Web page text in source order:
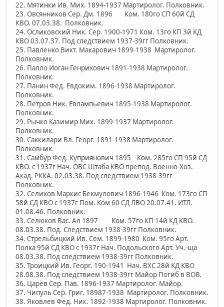
22. Мятинки Ив. Мих. 1894-1937 Мартиролог. Полковник.
23. Овсянников Сер. Дм. 1896 Ком. 180го СП 60й СД
КВО. 07.03.38. Полковник.
24. Осликовский Ник. Сер. 1900-1971 Ком. 13го КП 3й КД
КВО 03.07.37. Под следствием 1937-39гг Полковник.
25. Павленко Викт. Макарович 1899-1938 Мартиролог.
Полковник.
26. Палло Иоган Генрихович 1891-1938 Мартиролог.
Полковник.
27. Панин Фёд. Евдоким. 1896-1938 Мартиролог.
Полковник.
28. Петров Ник. Евлампьевич 1895-1938 Мартиролог.
Полковник.
29. Рычко Казимир Мих. 1899-1937 Мартиролог.
Полковник.
30. Саккилари Вл. Георг. 1891-1938 Мартиролог.
Полковник.
31. Самбур Фёд. Куприянович 1895 Ком. 285го СП 95й СД
КВО. с 1937г Нач. ОВС Штаба КВО препод. Военно-Хоз.
Акад. РККА. 02.03.38. Под следствием 1938-39гг
Полковник.
32. Селихов Маркис Бекмулович 1896-1946 Ком. 173го СП
58й СД КВО с 1937г Пом. Ком 60 СД ЛВО 20.07.41. ИТЛ.
01.08.46. Полковник.
33. Селюков Вас. Ал 1897 Ком. 57го КП 14й КД КВО.
08.03.38. Под. Следствием 1938-39гг Полковник.
34. Стрельбицкий Ив. Сем. 1899-1980 Ком. 95го Арт.
Полка 95й СД КВО с 1937г Нач. Подольского Арт. Уч.-ща
08.03.38. Под следствием 1938-39гг Полковник.
35. Троицкий Ив. Георг. 190-1941 Нач. ВХС 28й КД КВО
28.08.38. Под следствием 1938-39гг Майор Погиб в ВОВ.
36. Царёв Сер. Пав. 1896-1937 Мартиролог. Майор.
37. Чипуль Сер. Григ. 18987-1938 Мартиролог. Полковник.
38. Яковлев Фёд. Ник. 1892-1938 Мартиролог. Полковник.